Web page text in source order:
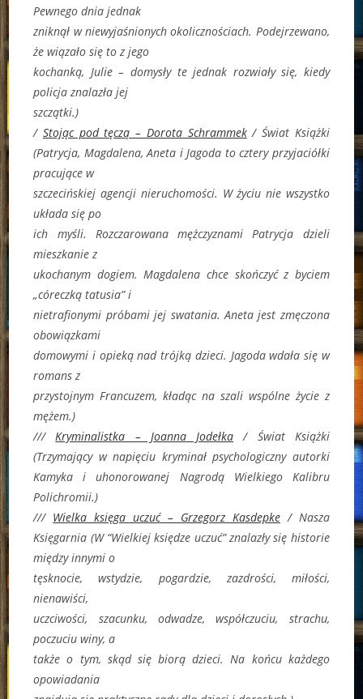
Pewnego dnia jednak
zniknął w niewyjaśnionych okolicznościach. Podejrzewano,
że wiązało się to z jego
kochanką, Julie – domysły te jednak rozwiały się, kiedy
policja znalazła jej
szczątki.)
/ Stojąc pod tęczą – Dorota Schrammek/ Świat Książki
(Patrycja, Magdalena, Aneta i Jagoda to cztery przyjaciółki
pracujące w
szczecińskiej agencji nieruchomości. W życiu nie wszystko
układa się po
ich myśli. Rozczarowana mężczyznami Patrycja dzieli
mieszkanie z
ukochanym dogiem. Magdalena chce skończyć z byciem
„córeczką tatusia” i
nietrafionymi próbami jej swatania. Aneta jest zmęczona
obowiązkami
domowymi i opieką nad trójką dzieci. Jagoda wdała się w
romans z
przystojnym Francuzem, kładąc na szali wspólne życie z
mężem.)
///Kryminalistka – Joanna Jodełka / Świat Książki
(Trzymający w napięciu kryminał psychologiczny autorki
Kamyka i uhonorowanej Nagrodą Wielkiego Kalibru
Polichromii.)
/// Wielka księga uczuć – Grzegorz Kasdepke/ Nasza
Księgarnia (W “Wielkiej księdze uczuć” znalazły się historie
między innymi o
tęsknocie, wstydzie, pogardzie, zazdrości, miłości,
nienawiści,
uczciwości, szacunku, odwadze, współczuciu, strachu,
poczuciu winy, a
także o tym, skąd się biorą dzieci. Na końcu każdego
opowiadania